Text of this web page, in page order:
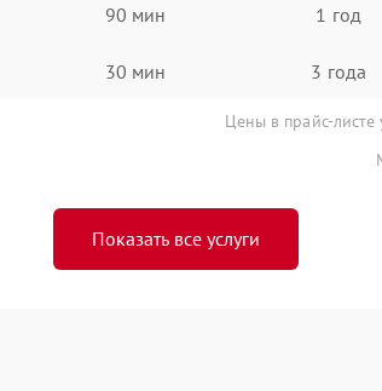
90 мин 1 год
30 мин 3 года
Цены в прайс-листе
Показать все услуги